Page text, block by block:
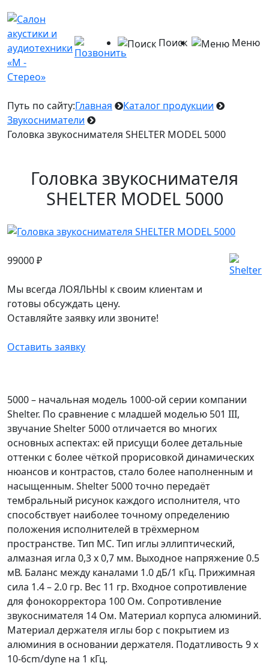
Меню
Поиск
Путь по сайту:Главная
Каталог продукции
Звукосниматели
Головка звукоснимателя SHELTER MODEL 5000
Головка звукоснимателя
SHELTER MODEL 5000
99000₽
Мы всегда ЛОЯЛЬНЫ к своим клиентам и
готовы обсуждать цену.
Оставляйте заявку или звоните!
Оставить заявку
5000 – начальная модель 1000-ой серии компании
Shelter. По сравнение с младшей моделью 501 III,
звучание Shelter 5000 отличается во многих
основных аспектах: ей присущи более детальные
оттенки с более чёткой прорисовкой динамических
нюансов и контрастов, стало более наполненным и
насыщенным. Shelter 5000 точно передаёт
тембральный рисунок каждого исполнителя, что
способствует наиболее точному определению
положения исполнителей в трёхмерном
пространстве. Тип МC. Тип иглы эллиптический,
алмазная игла 0,3 х 0,7 мм. Выходное напряжение 0.5
мВ. Баланс между каналами 1.0 дБ/1 кГц. Прижимная
сила 1.4 – 2.0 гр. Вес 11 гр. Входное сопротивление
для фонокорректора 100 Ом. Сопротивление
звукоснимателя 14 Ом. Материал корпуса алюминий.
Материал держателя иглы бор с покрытием из
алюминия в основании держателя. Податливость 9 x
10-6cm/dyne на 1 кГц.